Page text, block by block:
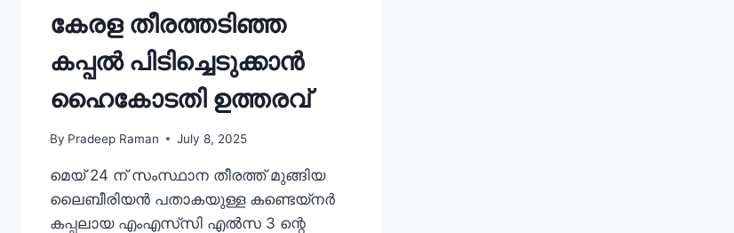
കേരള തീരത്തടിഞ്ഞ
കപ്പൽ പിടിച്ചെടുക്കാൻ
ഹൈകോടതി ഉത്തരവ്
By Pradeep Raman July 8, 2025
മെയ് 24 ന് സംസ്ഥാന തീരത്ത് മുങ്ങിയ
ലൈബീരിയൻ പതാകയുള്ള കണ്ടെയ്നർ
കപ്പലായ എംഎസ്‌സി എൽസ 3 ന്റെ